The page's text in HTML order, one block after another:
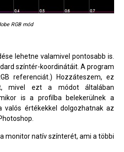
RGB mód
lehetne valamivel pontosabb is.
színtér-koordinátáit. A program
referenciát.) Hozzáteszem, ez
mivel ezt a módot általában
is a profilba belekerülnek a
valós értékekkel dolgozhatnak az
monitor natív színterét, ami a többi